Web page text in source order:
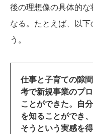
後の理想像の具体的
なる。たとえば、以
う。
仕事と子育ての隙
考で新規事業のプ
ことができた。自
を知ることができ
そうという実感を